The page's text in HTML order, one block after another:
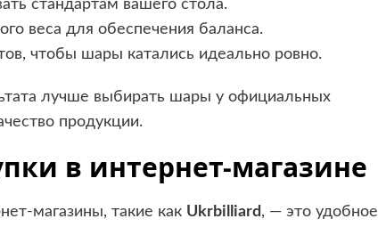
стандартам вашего стола.
веса для обеспечения баланса.
чтобы шары катались идеально ровно.
лучше выбирать шары у официальных
продукции.
в интернет-магазине
магазины, такие как Ukrbilliard, — это удобное